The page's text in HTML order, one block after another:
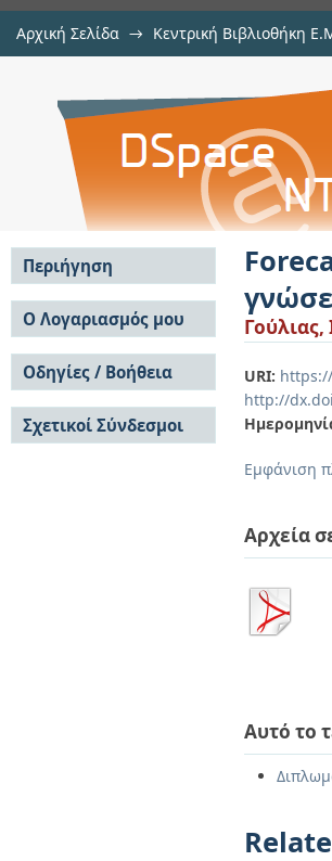
Αρχική Σελίδα → Κεντρική Βιβλιοθήκη
Forecasdom:
προβλέψεων
URI:
http://
Εμφάνιση
Αρχεία
Αυτό το
Περιήγηση
Σε όλο το DSpace
Κοινότητες & Συλλογές
Ανά Ημερομηνία
Έκδοσης
Συγγραφείς
Τίτλοι
Θέματα
Ο Λογαριασμός μου
Σύνδεση
Εγγραφή
Οδηγίες / Βοήθεια
Οδηγίες Υποβολής
Οδηγίες Χρήσης ΙΑ
Συχνές Ερωτήσεις
Σχετικοί Σύνδεσμοι